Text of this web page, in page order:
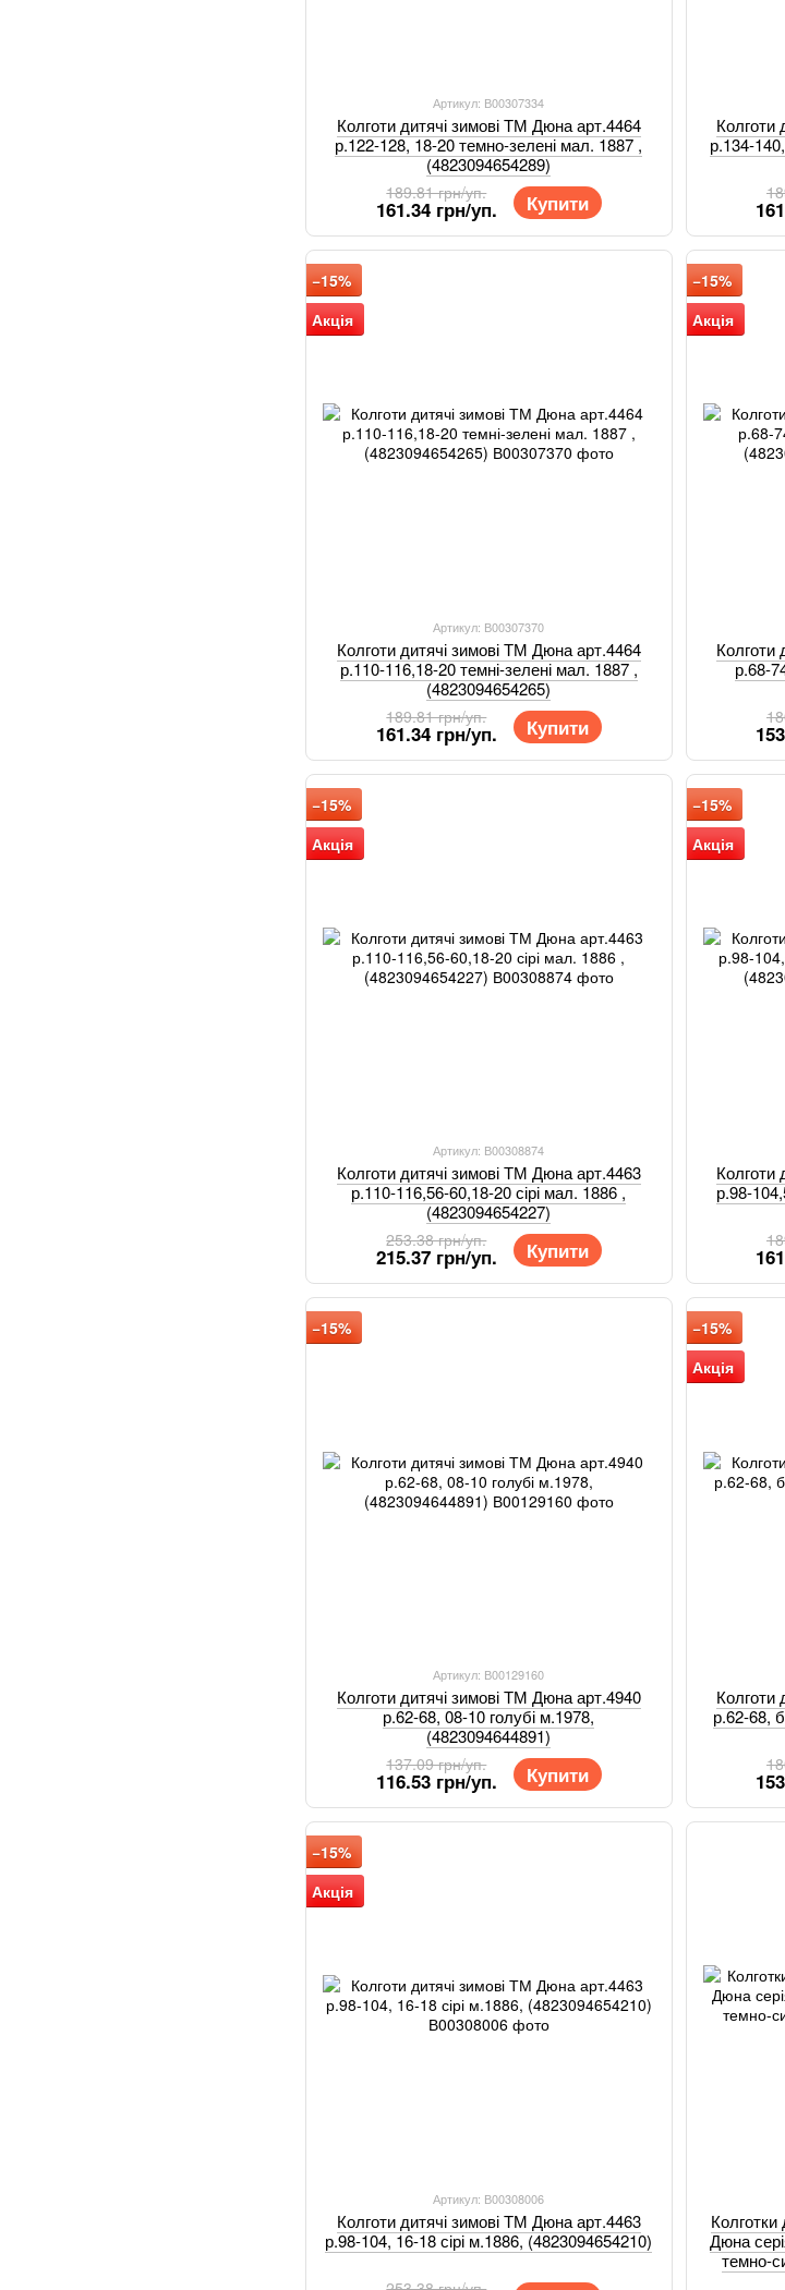
Артикул: В00307334
Колготи дитячі зимові ТМ Дюна арт.4464
р.122-128, 18-20 темно-зелені мал. 1887 ,
(4823094654289)
189.81 грн/уп.
161.34 грн/уп. Купити
Колготи
р.134-
−15%
Акція
Артикул: В00307370
Колготи дитячі зимові ТМ Дюна арт.4464
р.110-116,18-20 темні-зелені мал. 1887 ,
(4823094654265)
189.81 грн/уп.
161.34 грн/уп. Купити
−15%
Акція
Колготи
р.68-
−15%
Акція
Артикул: В00308874
Колготи дитячі зимові ТМ Дюна арт.4463
р.110-116,56-60,18-20 сірі мал. 1886 ,
(4823094654227)
253.38 грн/уп.
215.37 грн/уп. Купити
−15%
Акція
Колготи
р.98-
−15%
Артикул: В00129160
Колготи дитячі зимові ТМ Дюна арт.4940
р.62-68, 08-10 голубі м.1978,
(4823094644891)
137.09 грн/уп.
116.53 грн/уп. Купити
−15%
Акція
Колготи
р.62-68,
−15%
Акція
Артикул: В00308006
Колготи дитячі зимові ТМ Дюна арт.4463
р.98-104, 16-18 сірі м.1886, (4823094654210)
Колготки
Дюна
темно-